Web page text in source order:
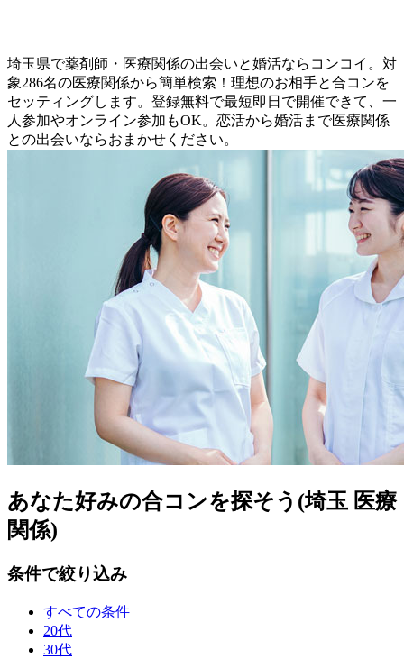
埼玉県で薬剤師・医療関係の出会いと婚活ならコンコイ。対
象286名の医療関係から簡単検索！理想のお相手と合コンを
セッティングします。登録無料で最短即日で開催できて、一
人参加やオンライン参加もOK。恋活から婚活まで医療関係
との出会いならおまかせください。
あなた好みの合コンを探そう(埼玉 医療
関係)
条件で絞り込み
すべての条件
20代
30代